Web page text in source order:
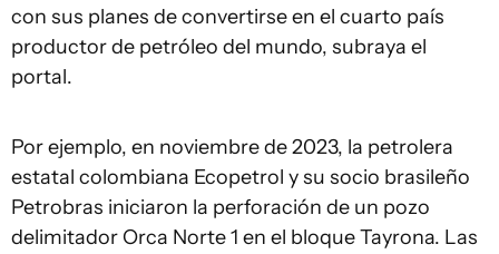
con sus planes de convertirse en el cuarto país
productor de petróleo del mundo, subraya el
portal.
Por ejemplo, en noviembre de 2023, la petrolera
estatal colombiana Ecopetrol y su socio brasileño
Petrobras iniciaron la perforación de un pozo
delimitador Orca Norte 1 en el bloque Tayrona. Las